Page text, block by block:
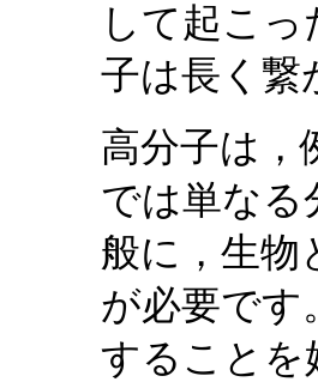
して起こ
子は長く繋
高分子は，
では単なる
般に，生物
が必要です
することを